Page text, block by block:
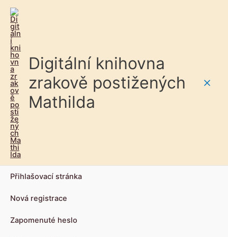
Digitální knihovna
zrakově postižených
Mathilda
Přihlašovací stránka
Nová registrace
Zapomenuté heslo